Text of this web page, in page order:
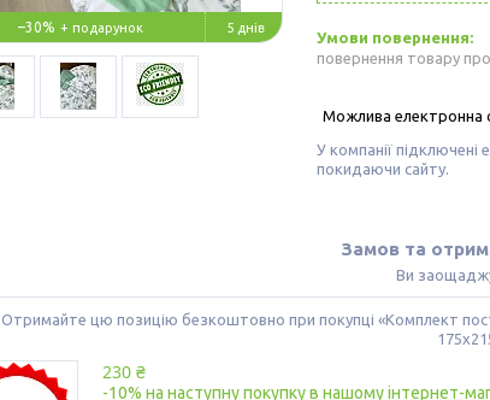
–30% 5 днів
повернення товару
У компанії
покидаючи сайту.
Замов та
Ви
Отримайте цю позицію безкоштовно при покупці «Комплект
230 ₴
-10% на наступну покупку в нашому інтернет-